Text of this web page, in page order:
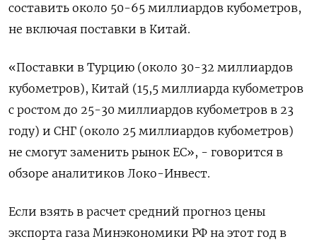
составить около 50-65 миллиардов кубометров,
не включая поставки в Китай.
«Поставки в Турцию (около 30-32 миллиардов
кубометров), Китай (15,5 миллиарда кубометров
с ростом до 25-30 миллиардов кубометров в 23
году) и СНГ (около 25 миллиардов кубометров)
не смогут заменить рынок ЕС», - говорится в
обзоре аналитиков Локо-Инвест.
Если взять в расчет средний прогноз цены
экспорта газа Минэкономики РФ на этот год в